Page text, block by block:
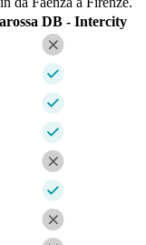
DB - Intercity